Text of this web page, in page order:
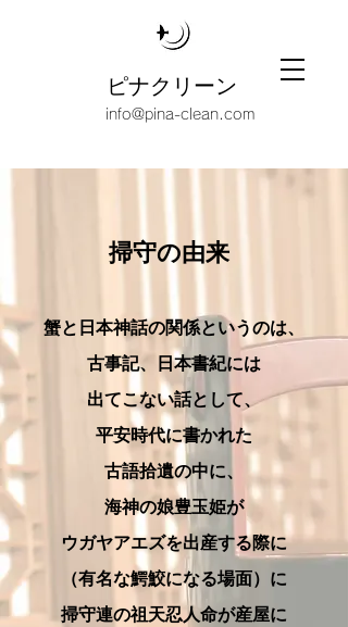
ピナクリーン
info@pina-clean.com
掃守の由来
蟹と日本神話の関係というのは、
​古事記、日本書紀には
出てこない話として、
平安時代に書かれた
古語拾遺の中に、
海神の娘豊玉姫が
ウガヤアエズを出産する際に
（有名な鰐鮫になる場面）に
掃守連の祖天忍人命が産屋に